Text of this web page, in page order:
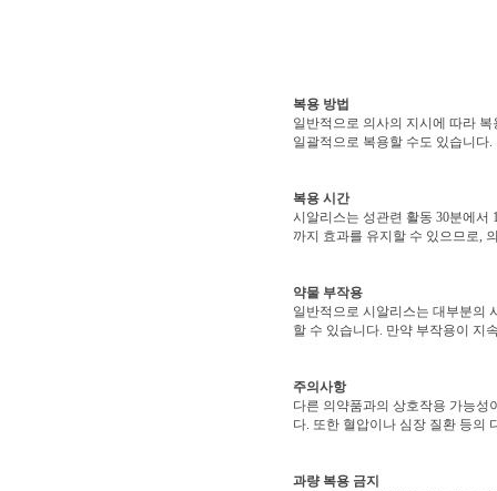
복용 방법
일반적으로 의사의 지시에 따라
일괄적으로 복용할 수도 있습니다.
복용 시간
시알리스는 성관련 활동 30분에서
까지 효과를 유지할 수 있으므로,
약물 부작용
일반적으로 시알리스는 대부분의
할 수 있습니다. 만약 부작용이 지
주의사항
다른 의약품과의 상호작용 가능성
다. 또한 혈압이나 심장 질환 등의
과량 복용 금지